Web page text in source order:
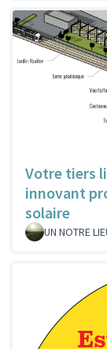
Votre tiers
innovant
solaire
UN NOTRE